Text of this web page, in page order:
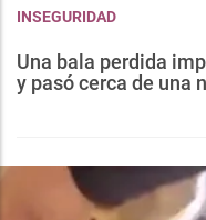
INSEGURIDAD
Una bala perdida
y pasó cerca de una